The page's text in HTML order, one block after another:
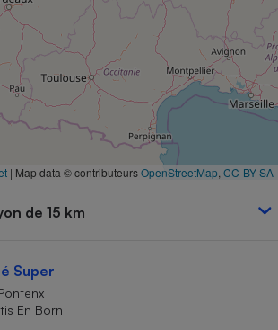
| Map data © contributeursOpenStreetMap CC-BY-SA
de 15 km
Super
En Born
Complément
alimentaire
Assurance emprunteur
Banque
Petit électroménager -
Matelas
Mutuelle